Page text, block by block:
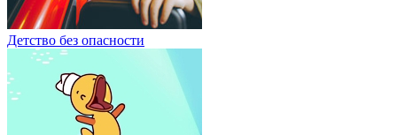
Детство без опасности